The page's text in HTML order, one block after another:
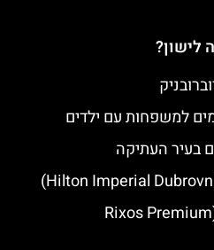
לישון?
למשפחות עם ילדים
בעיר העתיקה
מלון ריקסוס בדוברובניק (Rixos Premium